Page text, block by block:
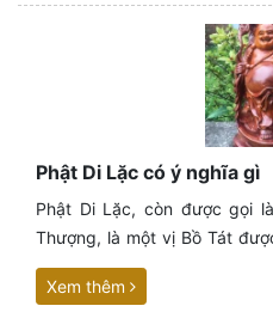
mắn. Cách đặt tượng phật
phong thủy sẽ giúp gia
mang lại nhiều điều tốt đẹp.
Phật Di Lặc có ý nghĩa gì
Phật Di Lặc, còn được gọi
Thượng, là một vị Bồ Tát
nhiều ý nghĩa đặc biệt. Ngài
sẽ đến cõi Ta Bà để cứu độ
Xem thêm